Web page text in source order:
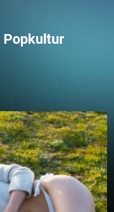
Popkultur